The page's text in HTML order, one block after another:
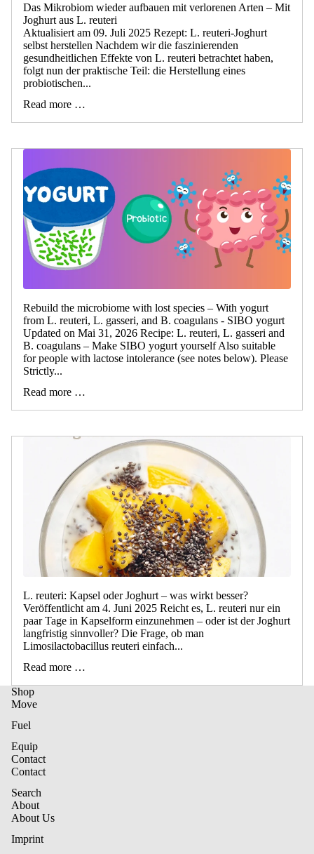
Das Mikrobiom wieder aufbauen mit verlorenen Arten – Mit
Joghurt aus L. reuteri
Aktualisiert am 09. Juli 2025 Rezept: L. reuteri-Joghurt
selbst herstellen Nachdem wir die faszinierenden
gesundheitlichen Effekte von L. reuteri betrachtet haben,
folgt nun der praktische Teil: die Herstellung eines
probiotischen...
Read more …
Rebuild the microbiome with lost species – With yogurt
from L. reuteri, L. gasseri, and B. coagulans - SIBO yogurt
Updated on Mai 31, 2026 Recipe: L. reuteri, L. gasseri and
B. coagulans – Make SIBO yogurt yourself Also suitable
for people with lactose intolerance (see notes below). Please
Strictly...
Read more …
L. reuteri: Kapsel oder Joghurt – was wirkt besser?
Veröffentlicht am 4. Juni 2025 Reicht es, L. reuteri nur ein
paar Tage in Kapselform einzunehmen – oder ist der Joghurt
langfristig sinnvoller? Die Frage, ob man
Limosilactobacillus reuteri einfach...
Read more …
Shop
Move
Fuel
Equip
Contact
Contact
Search
About
About Us
Imprint